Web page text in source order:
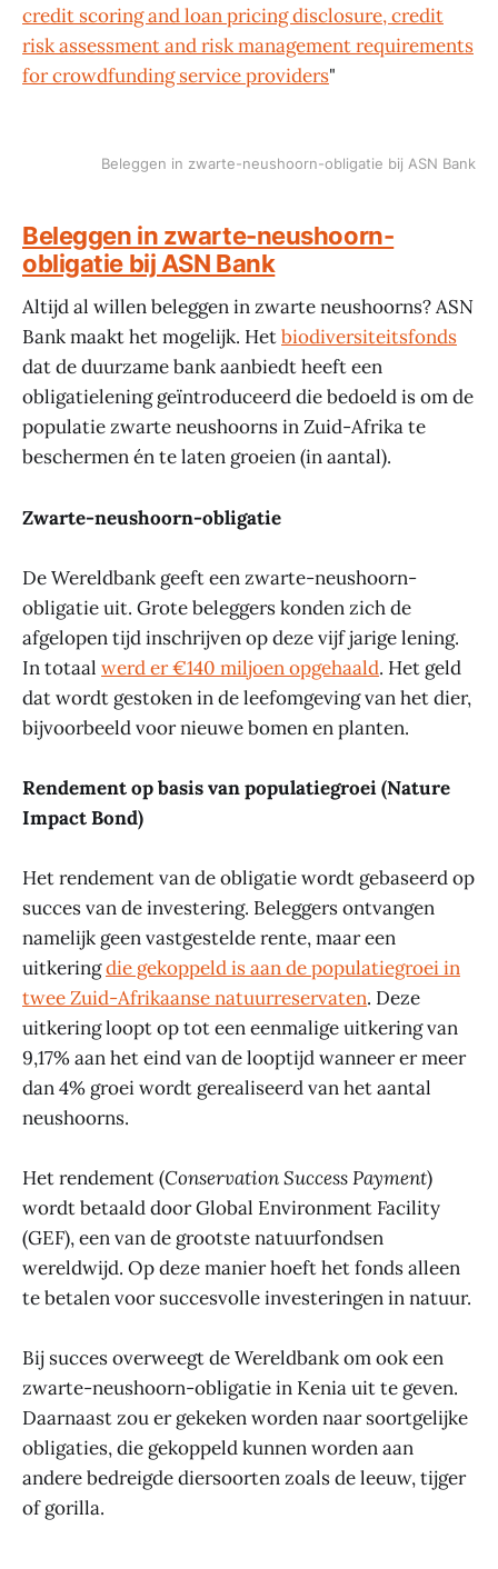
credit scoring and loan pricing disclosure, credit
risk assessment and risk management requirements
for crowdfunding service providers"
Beleggen in zwarte-neushoorn-obligatie bij ASN Bank
Beleggen in zwarte-neushoorn-
obligatie bij ASN Bank
Altijd al willen beleggen in zwarte neushoorns? ASN
Bank maakt het mogelijk. Hetbiodiversiteitsfonds
dat de duurzame bank aanbiedt heeft een
obligatielening geïntroduceerd die bedoeld is om de
populatie zwarte neushoorns in Zuid-Afrika te
beschermen én te laten groeien (in aantal).
Zwarte-neushoorn-obligatie
De Wereldbank geeft een zwarte-neushoorn-
obligatie uit. Grote beleggers konden zich de
afgelopen tijd inschrijven op deze vijf jarige lening.
In totaal werd er €140 miljoen opgehaald. Het geld
dat wordt gestoken in de leefomgeving van het dier,
bijvoorbeeld voor nieuwe bomen en planten.
Rendement op basis van populatiegroei (Nature
Impact Bond)
Het rendement van de obligatie wordt gebaseerd op
succes van de investering. Beleggers ontvangen
namelijk geen vastgestelde rente, maar een
uitkeringdie gekoppeld is aan de populatiegroei in
twee Zuid-Afrikaanse natuurreservaten. Deze
uitkering loopt op tot een eenmalige uitkering van
9,17% aan het eind van de looptijd wanneer er meer
dan 4% groei wordt gerealiseerd van het aantal
neushoorns.
Het rendement (Conservation Success Payment)
wordt betaald door Global Environment Facility
(GEF), een van de grootste natuurfondsen
wereldwijd. Op deze manier hoeft het fonds alleen
te betalen voor succesvolle investeringen in natuur.
Bij succes overweegt de Wereldbank om ook een
zwarte-neushoorn-obligatie in Kenia uit te geven.
Daarnaast zou er gekeken worden naar soortgelijke
obligaties, die gekoppeld kunnen worden aan
andere bedreigde diersoorten zoals de leeuw, tijger
of gorilla.